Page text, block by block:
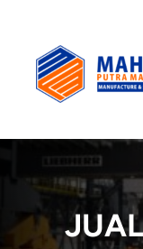
content